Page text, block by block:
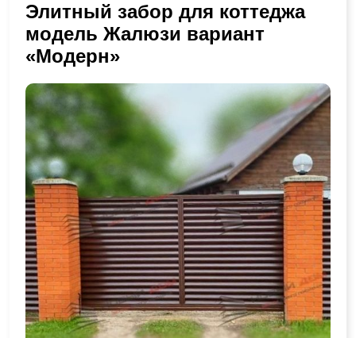
Элитный забор для коттеджа
модель Жалюзи вариант
«Модерн»